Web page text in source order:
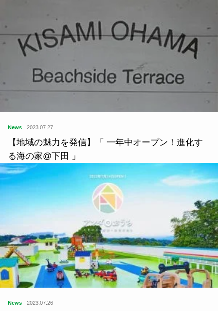
News 2023.07.27
【地域の魅力を発信】「 一年中オープン！進化す
る海の家@下田 」
News 2023.07.26